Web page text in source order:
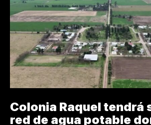
Colonia Raquel tendrá
red de agua potable